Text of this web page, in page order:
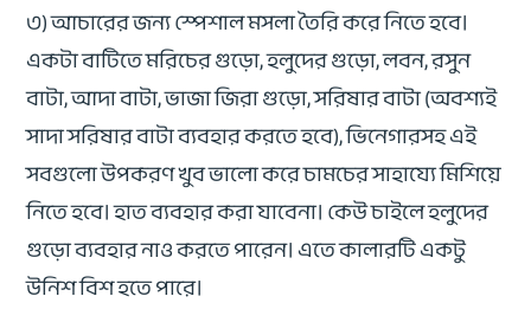
৩) আচারের জন্য স্পেশাল মসলা তৈরি করে নিতে হবে।
একটা বাটিতে মরিচের গুড়ো, হলুদের গুড়ো, লবন, রসুন
বাটা, আদা বাটা, ভাজা জিরা গুড়ো, সরিষার বাটা (অবশ্যই
সাদা সরিষার বাটা ব্যবহার করতে হবে), ভিনেগারসহ এই
সবগুলো উপকরণ খুব ভালো করে চামচের সাহায্যে মিশিয়ে
নিতে হবে। হাত ব্যবহার করা যাবেনা। কেউ চাইলে হলুদের
গুড়ো ব্যবহার নাও করতে পারেন। এতে কালারটি একটু
উনিশ বিশ হতে পারে।